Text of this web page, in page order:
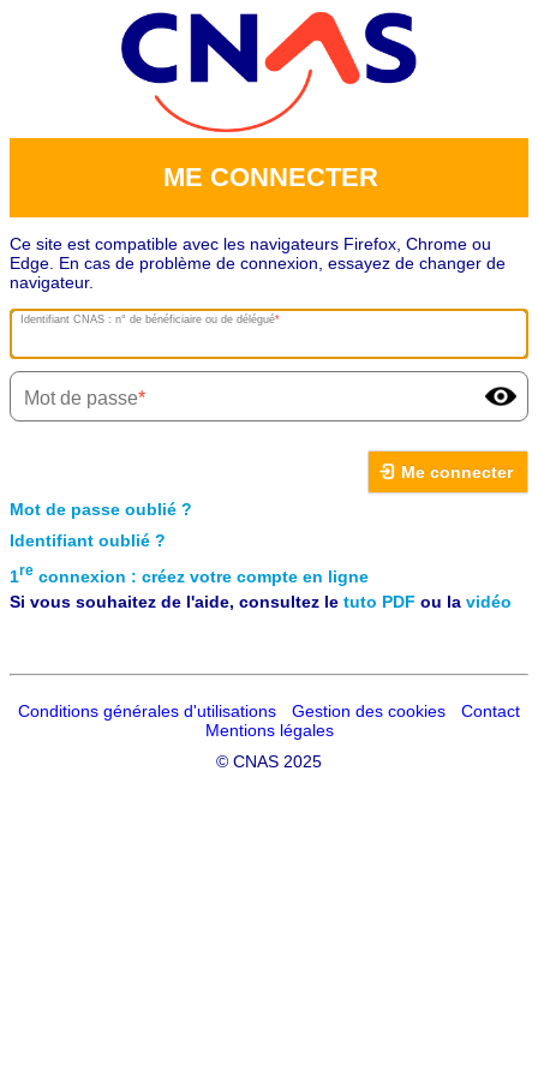
ME CONNECTER
Ce site est compatible avec les navigateurs Firefox, Chrome ou
Edge. En cas de problème de connexion, essayez de changer de
navigateur.
Identifiant CNAS : n° de bénéficiaire ou de délégué
Mot de passe
Me connecter
Mot de passe oublié ?
Identifiant oublié ?
1re connexion : créez votre compte en ligne
Si vous souhaitez de l'aide, consultez le tuto PDF ou la vidéo
Conditions générales d'utilisations Gestion des cookies
Contact
Mentions légales
© CNAS 2025